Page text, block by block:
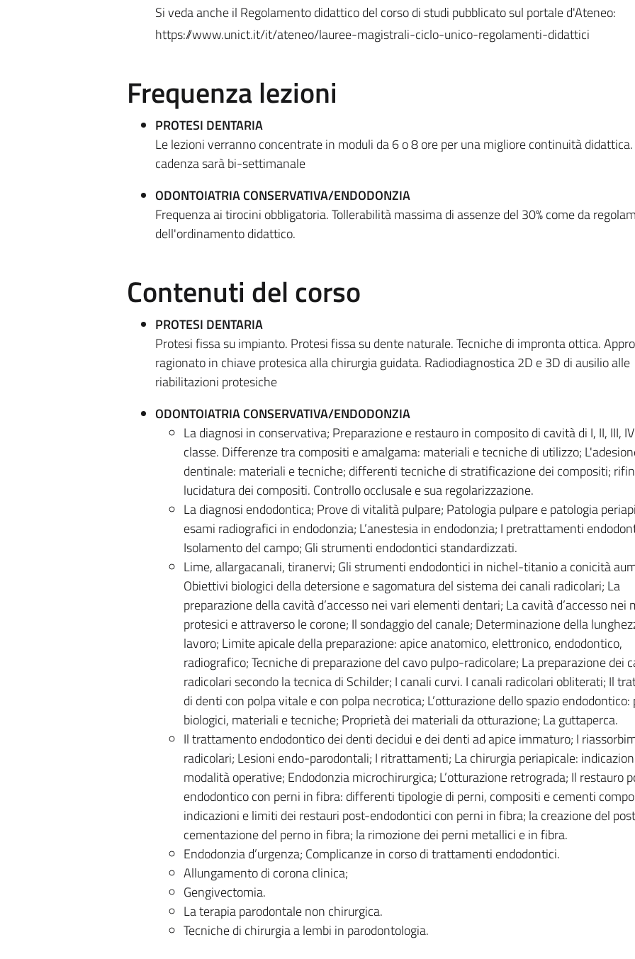
Si veda anche il Regolamento didattico del corso di studi pubblicato sul portale d'Ateneo:
https://www.unict.it/it/ateneo/lauree-magistrali-ciclo-unico-regolamenti-didattici
Frequenza lezioni
PROTESI DENTARIA
Le lezioni verranno concentrate in moduli da 6 o 8 ore per una migliore continuità
cadenza sarà bi-settimanale
ODONTOIATRIA CONSERVATIVA/ENDODONZIA
Frequenza ai tirocini obbligatoria. Tollerabilità massima di assenze del 30% come da
dell'ordinamento didattico.
Contenuti del corso
PROTESI DENTARIA
Protesi fissa su impianto. Protesi fissa su dente naturale. Tecniche di impronta ottica.
ragionato in chiave protesica alla chirurgia guidata. Radiodiagnostica 2D e 3D di ausilio alle
riabilitazioni protesiche
ODONTOIATRIA CONSERVATIVA/ENDODONZIA
La diagnosi in conservativa; Preparazione e restauro in composito di cavità di I, II, III,
classe. Differenze tra compositi e amalgama: materiali e tecniche di utilizzo;
dentinale: materiali e tecniche; differenti tecniche di stratificazione dei compositi;
lucidatura dei compositi. Controllo occlusale e sua regolarizzazione.
La diagnosi endodontica; Prove di vitalità pulpare; Patologia pulpare e patologia
esami radiografici in endodonzia; L’anestesia in endodonzia; I pretrattamenti
Isolamento del campo; Gli strumenti endodontici standardizzati.
Lime, allargacanali, tiranervi; Gli strumenti endodontici in nichel-titanio a conicità
Obiettivi biologici della detersione e sagomatura del sistema dei canali radicolari; La
preparazione della cavità d’accesso nei vari elementi dentari; La cavità d’accesso nei
protesici e attraverso le corone; Il sondaggio del canale; Determinazione della
lavoro; Limite apicale della preparazione: apice anatomico, elettronico, endodontico,
radiografico; Tecniche di preparazione del cavo pulpo-radicolare; La preparazione dei
radicolari secondo la tecnica di Schilder; I canali curvi. I canali radicolari obliterati; Il
di denti con polpa vitale e con polpa necrotica; L’otturazione dello spazio endodontico:
biologici, materiali e tecniche; Proprietà dei materiali da otturazione; La guttaperca.
Il trattamento endodontico dei denti decidui e dei denti ad apice immaturo; I
radicolari; Lesioni endo-parodontali; I ritrattamenti; La chirurgia periapicale:
modalità operative; Endodonzia microchirurgica; L’otturazione retrograda; Il restauro
endodontico con perni in fibra: differenti tipologie di perni, compositi e cementi
indicazioni e limiti dei restauri post-endodontici con perni in fibra; la creazione del
cementazione del perno in fibra; la rimozione dei perni metallici e in fibra.
Endodonzia d’urgenza; Complicanze in corso di trattamenti endodontici.
Allungamento di corona clinica;
Gengivectomia.
La terapia parodontale non chirurgica.
Tecniche di chirurgia a lembi in parodontologia.